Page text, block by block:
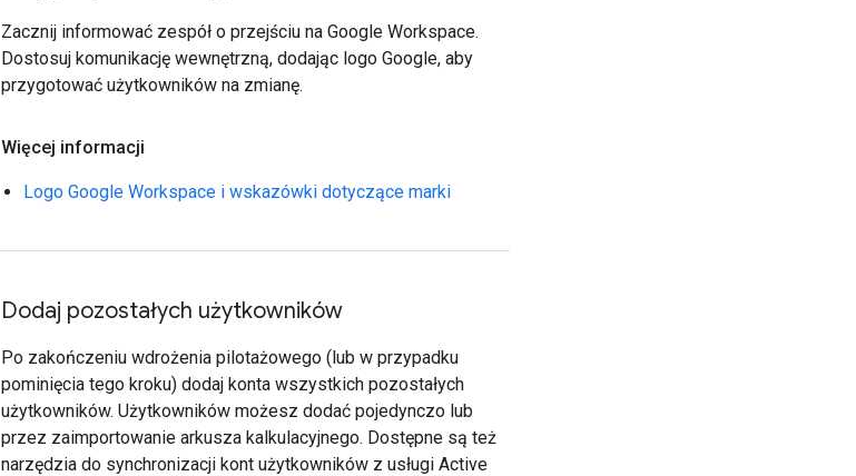
Zacznij informować zespół o przejściu na Google Workspace.
Dostosuj komunikację wewnętrzną, dodając logo Google, aby
przygotować użytkowników na zmianę.
Więcej informacji
Logo Google Workspace i wskazówki dotyczące marki
Dodaj pozostałych użytkowników
Po zakończeniu wdrożenia pilotażowego (lub w przypadku
pominięcia tego kroku) dodaj konta wszystkich pozostałych
użytkowników. Użytkowników możesz dodać pojedynczo lub
przez zaimportowanie arkusza kalkulacyjnego. Dostępne są też
narzędzia do synchronizacji kont użytkowników z usługi Active